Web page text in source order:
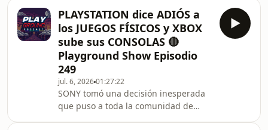
segunda mano porque no tienen
ranura de discos, ¿estamos ante el fin
de las consolas como la opción
&quot;barata y accesible&quot; frente
a las PC de gama alta?
PLAYSTATION dice ADIÓS a
los JUEGOS FÍSICOS y XBOX
sube sus CONSOLAS 🔴
Playground Show Episodio
249
jul. 6, 202601:27:22
SONY tomó una decisión inesperada
que puso a toda la comunidad de